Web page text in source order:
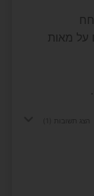
על מאות
הצג תשובות